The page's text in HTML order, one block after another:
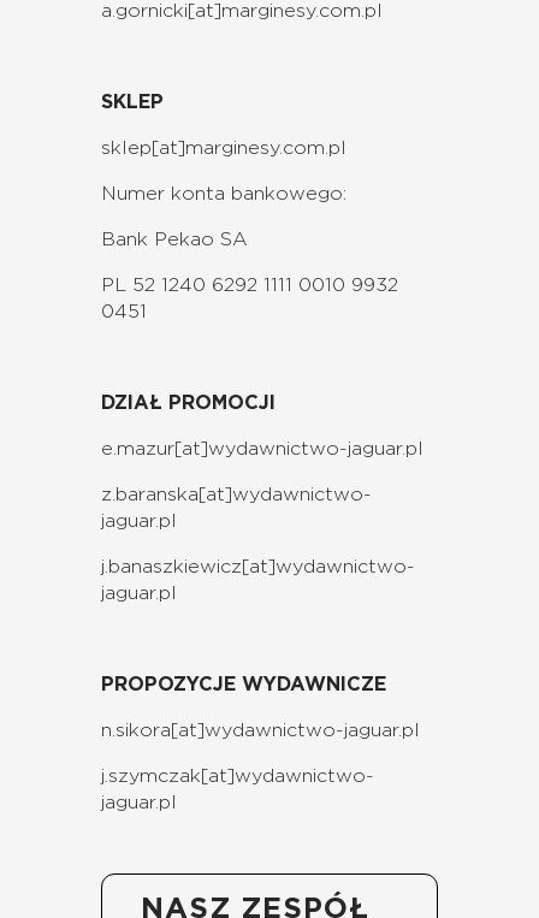
a.gornicki[at]marginesy.com.pl
SKLEP
sklep[at]marginesy.com.pl
Numer konta bankowego:
Bank Pekao SA
PL 52 1240 6292 1111 0010 9932
0451
DZIAŁ PROMOCJI
e.mazur[at]wydawnictwo-jaguar.pl
z.baranska[at]wydawnictwo-
jaguar.pl
j.banaszkiewicz[at]wydawnictwo-
jaguar.pl
PROPOZYCJE WYDAWNICZE
n.sikora[at]wydawnictwo-jaguar.pl
j.szymczak[at]wydawnictwo-
jaguar.pl
NASZ ZESPÓŁ